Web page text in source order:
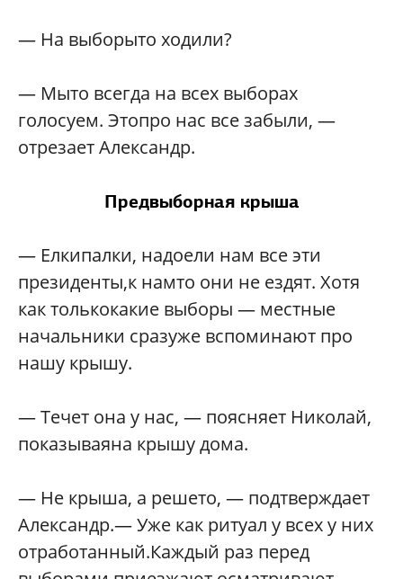
— На выборыто ходили?
— Мыто всегда на всех выборах
голосуем. Этопро нас все забыли, —
отрезает Александр.
Предвыборная крыша
— Елкипалки, надоели нам все эти
президенты,к намто они не ездят. Хотя
как толькокакие выборы — местные
начальники сразуже вспоминают про
нашу крышу.
— Течет она у нас, — поясняет Николай,
показываяна крышу дома.
— Не крыша, а решето, — подтверждает
Александр.— Уже как ритуал у всех у них
отработанный.Каждый раз перед